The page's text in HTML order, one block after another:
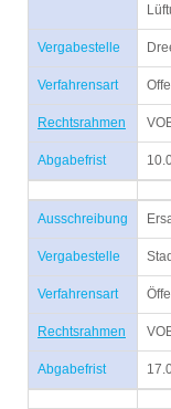
Vergabestelle
Verfahrensart
Rechtsrahmen
Abgabefrist
Ausschreibung
Vergabestelle
Verfahrensart
Rechtsrahmen
Abgabefrist